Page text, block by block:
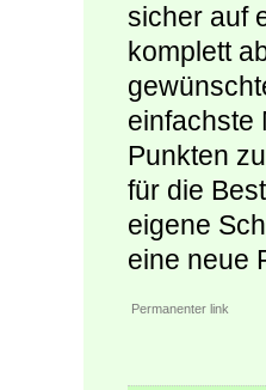
sicher auf
komplett
einfachste
Punkten
für die
eigene
eine neue
Permanenter link